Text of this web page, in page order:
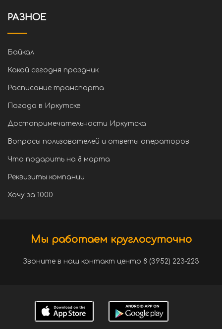
РАЗНОЕ
Байкал
Какой сегодня праздник
Расписание транспорта
Погода в Иркутске
Достопримечательности Иркутска
Вопросы пользователей и ответы операторов
Что подарить на 8 марта
Реквизиты компании
Хочу за 1000
Мы работаем круглосуточно
Звоните в наш контакт центр 8 (3952) 223-223